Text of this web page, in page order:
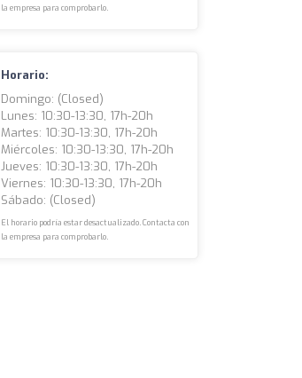
la empresa para comprobarlo.
Horario:
Domingo: (closed)
Lunes: 10:30-13:30, 17h-20h
Martes: 10:30-13:30, 17h-20h
Miércoles: 10:30-13:30, 17h-20h
Jueves: 10:30-13:30, 17h-20h
Viernes: 10:30-13:30, 17h-20h
Sábado: (closed)
El horario podría estar desactualizado. Contacta con
la empresa para comprobarlo.